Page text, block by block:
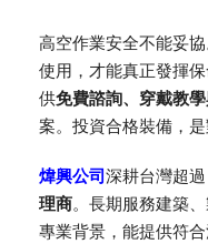
高空作業安全不能妥協
使用，才能真正發揮
供免費諮詢、穿戴教
案。投資合格裝備，是
煒興公司深耕台灣超過
理商。長期服務建築
專業背景，能提供符